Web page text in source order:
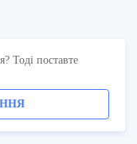
Тоді поставте